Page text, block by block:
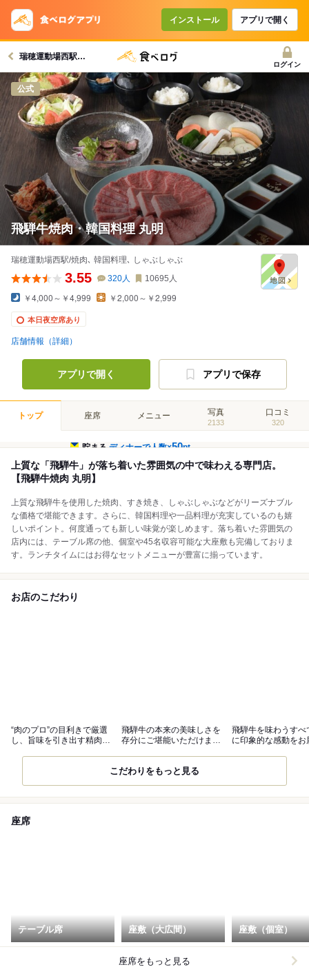
インストール アプリで開く
瑞穂運動場西駅グルメへ
ログイン
公式
飛騨牛焼肉・韓国料理 丸明
瑞穂運動場西駅/焼肉､ 韓国料理､ しゃぶしゃぶ
3.55 320人 10695 人
￥4,000～￥4,999 ￥2,000～￥2,999
本日夜空席あり
店舗情報（詳細）
アプリで開く アプリで保存
トップ 座席 メニュー 写真
2133
口コミ
320
貯まるディナーで人数×50pt
上質な「飛騨牛」が落ち着いた雰囲気の中で味わえる専門店。
【飛騨牛焼肉 丸明】
上質な飛騨牛を使用した焼肉、すき焼き、しゃぶしゃぶなどがリーズナブル
な価格で堪能できます。さらに、韓国料理や一品料理が充実しているのも嬉
しいポイント。何度通っても新しい味覚が楽しめます。落ち着いた雰囲気の
店内には、テーブル席の他、個室や45名収容可能な大座敷も完備しておりま
す。ランチタイムにはお得なセットメニューが豊富に揃っています。
お店のこだわり
“肉のプロ”の目利きで厳選
し、旨味を引き出す精肉技
飛騨牛の本来の美味しさを
存分にご堪能いただけま
飛騨牛を味わうすべ
に印象的な感動をお
こだわりをもっと見る
座席
テーブル席 座敷（大広間） 座敷（個室）
座席をもっと見る